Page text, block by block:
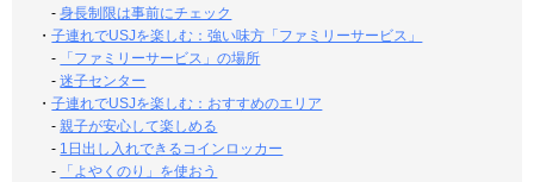
-身長制限は事前にチェック
・子連れでUSJを楽しむ：強い味方「ファミリーサービス」
-
「ファミリーサービス」の場所
-迷子センター
・子連れでUSJを楽しむ：おすすめのエリア
-親子が安心して楽しめる
- 1日出し入れできるコインロッカー
-
「よやくのり」を使おう